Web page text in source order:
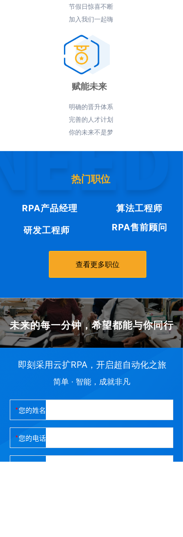
赋能未来
节假日惊喜不断
加入我们一起嗨
明确的晋升体系
完善的人才计划
你的未来不是梦
热门职位
RPA产品经理 算法工程师
研发工程师 RPA售前顾问
查看更多职位
未来的每一分钟，希望都能与你同行
您的姓名
您的电话
即刻采用云扩RPA，开启超自动化之旅
简单 · 智能，成就非凡